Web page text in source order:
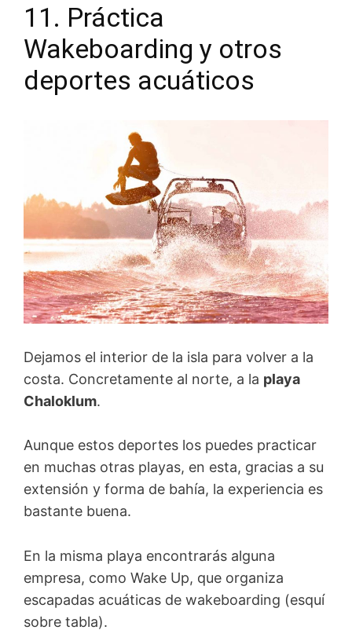
11. Práctica
Wakeboarding y otros
deportes acuáticos
Dejamos el interior de la isla para volver a la
costa. Concretamente al norte, a la playa
Chaloklum.
Aunque estos deportes los puedes practicar
en muchas otras playas, en esta, gracias a su
extensión y forma de bahía, la experiencia es
bastante buena.
En la misma playa encontrarás alguna
empresa, como Wake Up, que organiza
escapadas acuáticas de wakeboarding (esquí
sobre tabla).